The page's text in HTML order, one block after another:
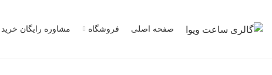
صفحه اصلی فروشگاه مشاوره رایگان